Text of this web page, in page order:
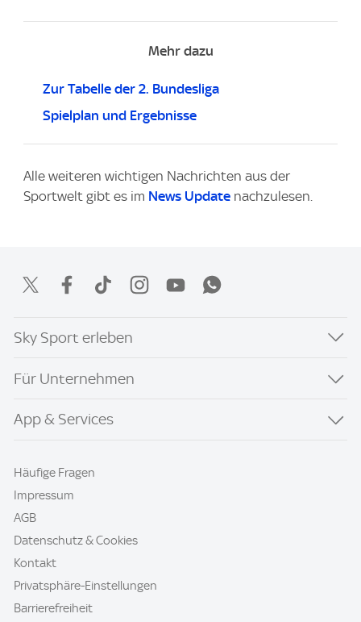
Mehr dazu
Zur Tabelle der 2. Bundesliga
Spielplan und Ergebnisse
Alle weiteren wichtigen Nachrichten aus der
Sportwelt gibt es im News Update nachzulesen.
Sky Sport erleben
Für Unternehmen
App & Services
Häufige Fragen
Impressum
AGB
Datenschutz & Cookies
Kontakt
Privatsphäre-Einstellungen
Barrierefreiheit